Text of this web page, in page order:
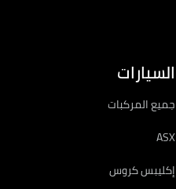
السيارات
جميع المركبات
ASX
إكليبس كروس